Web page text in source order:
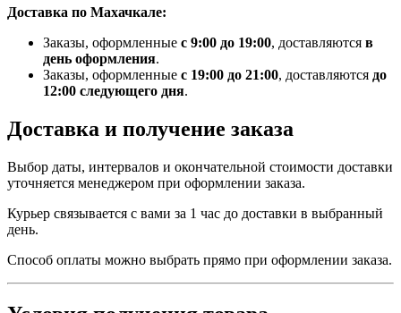
Доставка по Махачкале:
Заказы, оформленные с 9:00 до 19:00, доставляются в
день оформления.
Заказы, оформленные с 19:00 до 21:00, доставляются до
12:00 следующего дня.
Доставка и получение заказа
Выбор даты, интервалов и окончательной стоимости доставки
уточняется менеджером при оформлении заказа.
Курьер связывается с вами за 1 час до доставки в выбранный
день.
Способ оплаты можно выбрать прямо при оформлении заказа.